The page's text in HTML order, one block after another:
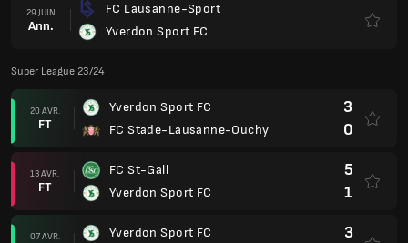
29 JUIN
Ann.
FC Lausanne-Sport
Yverdon Sport FC
Super League 23/24
20 AVR.
FT
Yverdon Sport FC
FC Stade-Lausanne-Ouchy
3
0
13 AVR.
FT
FC St-Gall
Yverdon Sport FC
5
1
07 AVR.
Yverdon Sport FC
3